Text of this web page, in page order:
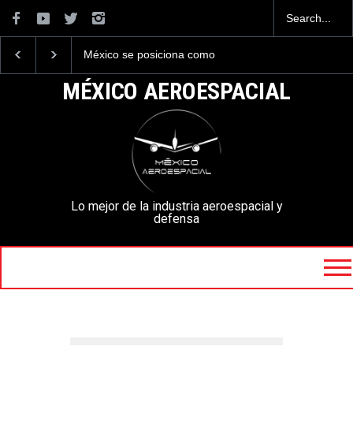
México se posiciona como
aeroespacial del mundo, al
superar los 13,600 millones
de dólares en exportaciones
La industria naval mexicana
la Armada de México
MÉXICO AEROESPACIAL
Lo mejor de la industria aeroespacial y
defensa